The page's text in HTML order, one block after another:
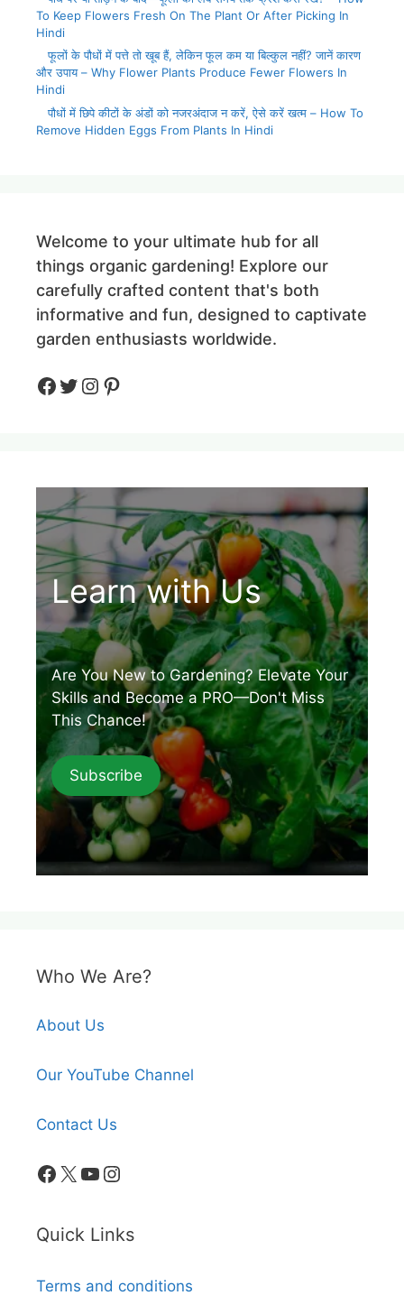
To Keep Flowers Fresh On The Plant Or After Picking In
Hindi
फूलों के पौधों में पत्ते तो खूब हैं, लेकिन फूल कम या बिल्कुल नहीं? जानें कारण
और उपाय – Why Flower Plants Produce Fewer Flowers In
Hindi
पौधों में छिपे कीटों के अंडों को नजरअंदाज न करें, ऐसे करें खत्म – How To
Remove Hidden Eggs From Plants In Hindi
Welcome to your ultimate hub for all
things organic gardening! Explore our
carefully crafted content that's both
informative and fun, designed to captivate
garden enthusiasts worldwide.
Facebook
Twitter
Instagram
Pinteres
Learn with Us
Are You New to Gardening? Elevate Your
Skills and Become a PRO—Don't Miss
This Chance!
Subscribe
Who We Are?
About Us
Our YouTube Channel
Contact Us
Facebook
X YouTube
Instagram
Quick Links
Terms and conditions